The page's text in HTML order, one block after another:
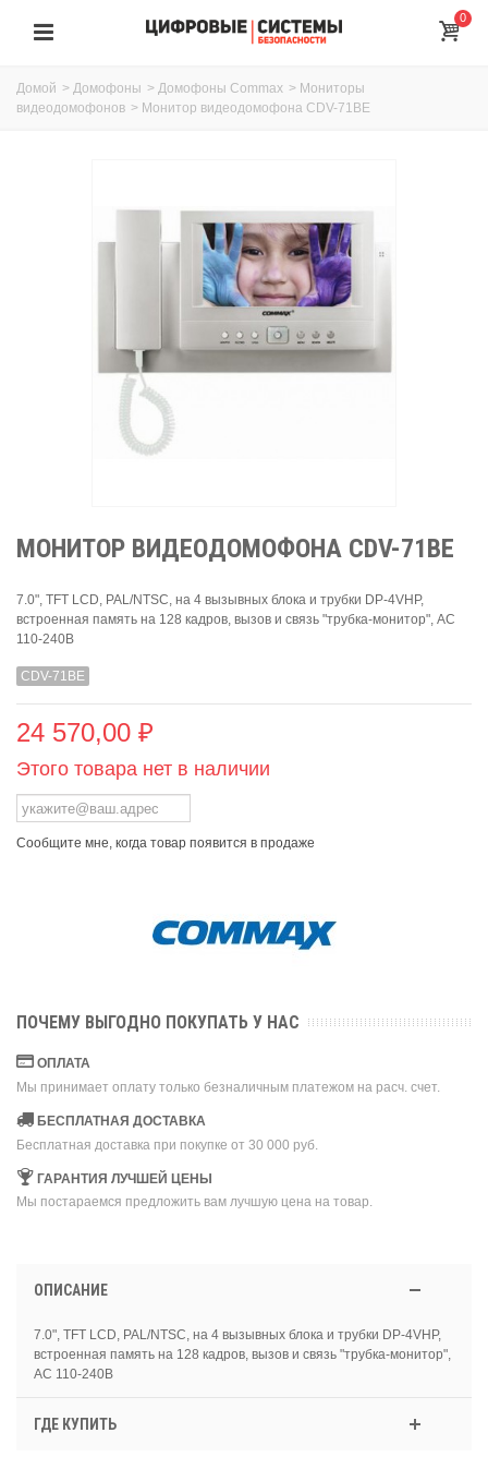
0
Домой > Домофоны > Домофоны Commax > Мониторы
видеодомофонов > Монитор видеодомофона CDV-71BE
МОНИТОР ВИДЕОДОМОФОНА CDV-71BE
7.0", TFT LCD, PAL/NTSC, на 4 вызывных блока и трубки DP-4VHP,
встроенная память на 128 кадров, вызов и связь "трубка-монитор", AC
110-240В
CDV-71BE
24 570,00 ₽
Этого товара нет в наличии
Сообщите мне, когда товар появится в продаже
ПОЧЕМУ ВЫГОДНО ПОКУПАТЬ У НАС
ОПЛАТА
Мы принимает оплату только безналичным платежом на расч. счет.
БЕСПЛАТНАЯ ДОСТАВКА
Бесплатная доставка при покупке от 30 000 руб.
ГАРАНТИЯ ЛУЧШЕЙ ЦЕНЫ
Мы постараемся предложить вам лучшую цена на товар.
ОПИСАНИЕ
7.0", TFT LCD, PAL/NTSC, на 4 вызывных блока и трубки DP-4VHP,
встроенная память на 128 кадров, вызов и связь "трубка-монитор",
AC 110-240В
ГДЕ КУПИТЬ